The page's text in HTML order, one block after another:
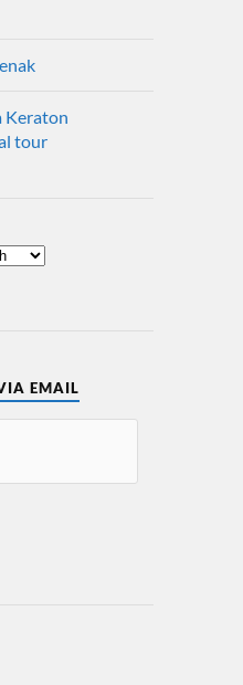
Keraton
tour
EMAIL